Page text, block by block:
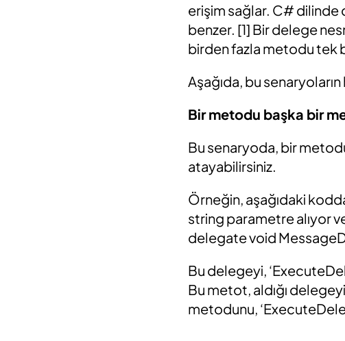
erişim sağlar. C# dilinde
benzer. [1] Bir delege
birden fazla metodu tek
Aşağıda, bu
Bir metodu başka bir
Bu senaryoda, bir
atayabilirsiniz.
Örneğin, aşağıdaki
string parametre alıyor
delegate void
Bu delegeyi,
Bu metot, aldığı
metodunu,